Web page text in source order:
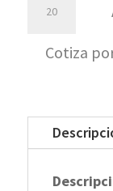
cantidad
Cotiza